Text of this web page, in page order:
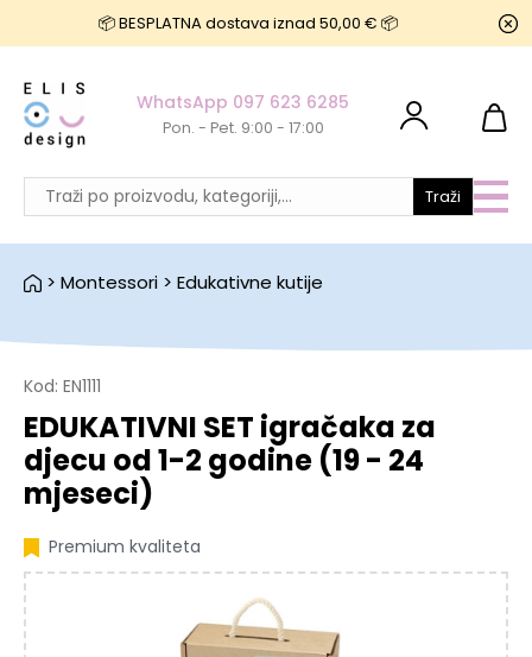
📦 BESPLATNA dostava iznad 50,00 € 📦
Traži
WhatsApp 097 623 6285
Pon. - Pet. 9:00 - 17:00
> Montessori > Edukativne kutije
Kod: EN1111
EDUKATIVNI SET igračaka za
djecu od 1-2 godine (19 - 24
mjeseci)
Premium kvaliteta